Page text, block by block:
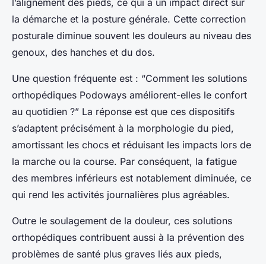
l’alignement des pieds, ce qui a un impact direct sur
la démarche et la posture générale. Cette correction
posturale diminue souvent les douleurs au niveau des
genoux, des hanches et du dos.
Une question fréquente est : “Comment les solutions
orthopédiques Podoways améliorent-elles le confort
au quotidien ?” La réponse est que ces dispositifs
s’adaptent précisément à la morphologie du pied,
amortissant les chocs et réduisant les impacts lors de
la marche ou la course. Par conséquent, la fatigue
des membres inférieurs est notablement diminuée, ce
qui rend les activités journalières plus agréables.
Outre le soulagement de la douleur, ces solutions
orthopédiques contribuent aussi à la prévention des
problèmes de santé plus graves liés aux pieds,